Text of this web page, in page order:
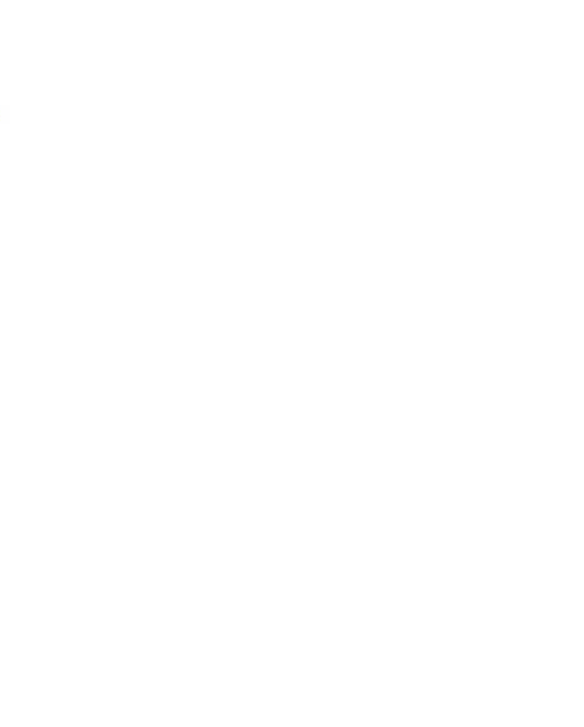
il nostro portfolio completo.
ti aiuterà a trovare il dispositivo più adatto a te.
Global Job Market e trova le posizioni aperte per ogni profilo di carriera.
un nostro referente.